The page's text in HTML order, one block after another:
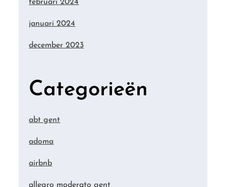
februari 2024
januari 2024
december 2023
Categorieën
abt gent
adoma
airbnb
allegro moderato gent